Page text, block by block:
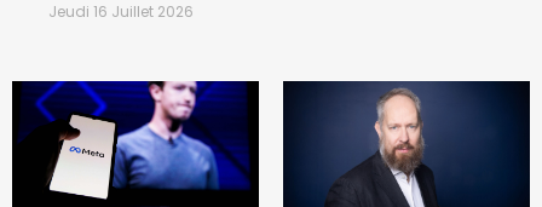
Jeudi 16 Juillet 2026